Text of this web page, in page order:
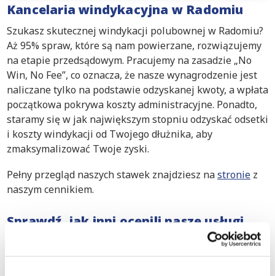
Kancelaria windykacyjna w Radomiu
Szukasz skutecznej windykacji polubownej w Radomiu?
Aż 95% spraw, które są nam powierzane, rozwiązujemy
na etapie przedsądowym. Pracujemy na zasadzie „No
Win, No Fee”, co oznacza, że nasze wynagrodzenie jest
naliczane tylko na podstawie odzyskanej kwoty, a wpłata
początkowa pokrywa koszty administracyjne. Ponadto,
staramy się w jak największym stopniu odzyskać odsetki
i koszty windykacji od Twojego dłużnika, aby
zmaksymalizować Twoje zyski.
Pełny przegląd naszych stawek znajdziesz nastronie z
naszym cennikiem.
Sprawdź, jak inni ocenili nasze usługi